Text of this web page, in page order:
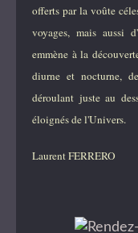
offerts par la voûte
voyages, mais aussi
emmène à la
diurne et nocturne,
déroulant juste au
éloignés de l'Univers.
Laurent FERRERO